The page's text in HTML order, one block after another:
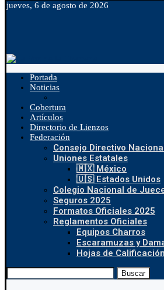
jueves, 6 de agosto de 2026
Portada
Noticias
Cobertura
Artículos
Directorio de Lienzos
Federación
Consejo Directivo
Uniones Estatales
🇲🇽 México
🇺🇸 Estados Unidos
Colegio Nacional de
Seguros 2025
Formatos Oficiales 2025
Reglamentos Oficiales
Equipos Charros
Escaramuzas y
Hojas de Calificación
Buscar